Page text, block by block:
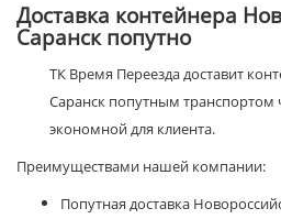
Доставка контейнера
Саранск попутно
ТК Время Переезда доставит
Саранск попутным транспортом
экономной для клиента.
Преимуществами нашей компании:
Попутная доставка